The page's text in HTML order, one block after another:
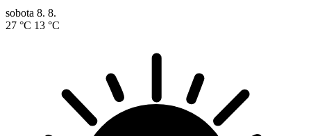
sobota 8. 8.
27 °C 13 °C